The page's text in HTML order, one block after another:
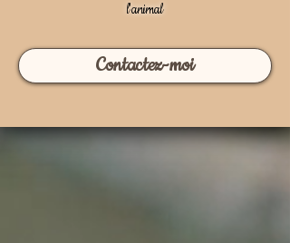
l'animal
Contactez-moi